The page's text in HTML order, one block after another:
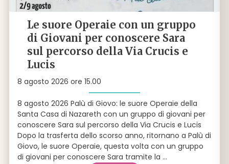
Le suore Operaie con un gruppo
di Giovani per conoscere Sara
sul percorso della Via Crucis e
Lucis
8 agosto 2026 ore 15.00
8 agosto 2026 Palù di Giovo: le suore Operaie della
Santa Casa di Nazareth con un gruppo di giovani per
conoscere Sara sul percorso della Via Crucis e Lucis
Dopo la trasferta dello scorso anno, ritornano a Palù di
Giovo, le suore Operaie, questa volta con un gruppo
di giovani per conoscere Sara tramite la ...